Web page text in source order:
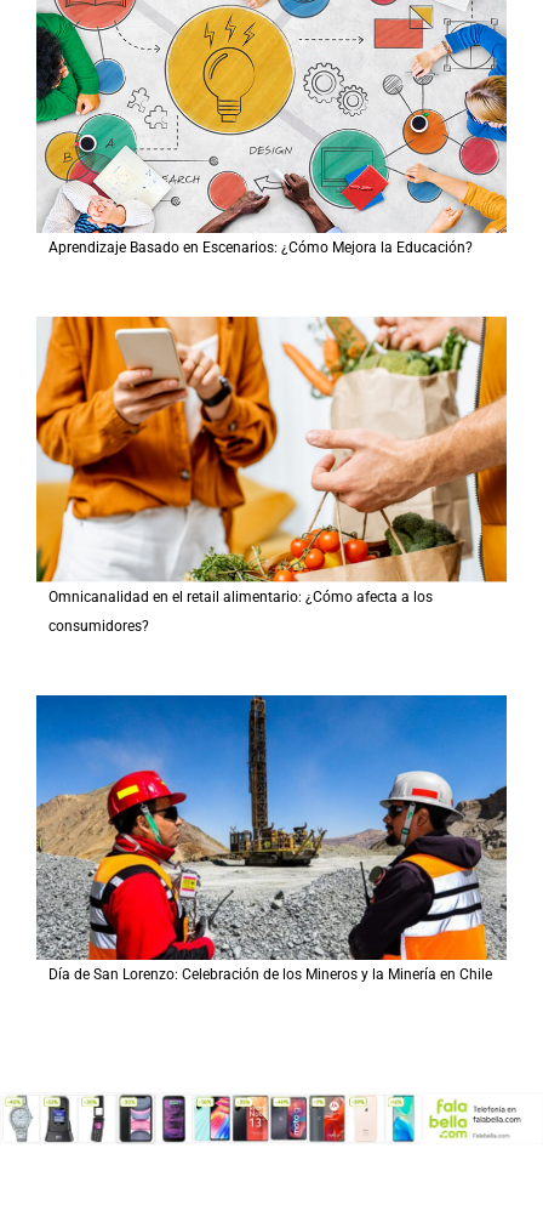
Aprendizaje Basado en Escenarios: ¿Cómo Mejora la Educación?
Omnicanalidad en el retail alimentario: ¿Cómo afecta a los
consumidores?
Día de San Lorenzo: Celebración de los Mineros y la Minería en Chile